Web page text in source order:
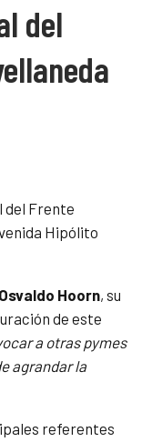
del
del Frente
Hipólito
Osvaldo Hoorn, su
de este
a otras pymes
agrandar la
referentes